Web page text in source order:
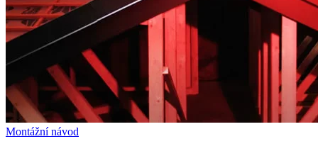
Montážní návod